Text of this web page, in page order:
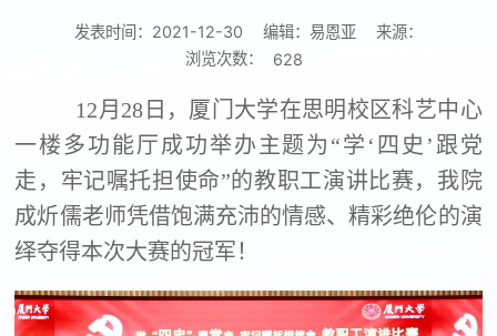
发表时间：2021-12-30 编辑：易恩亚
来源：
浏览次数：
628
12月28日，厦门大学在思明校区科艺中心
一楼多功能厅成功举办主题为“学‘四史’跟党
走，牢记嘱托担使命”的教职工演讲比赛，我院
成炘儒老师凭借饱满充沛的情感、精彩绝伦的演
绎夺得本次大赛的冠军！